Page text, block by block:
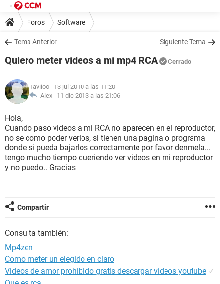
Foros Software
Tema Anterior Siguiente Tema
Quiero meter videos a mi mp4 RCA Cerrado
Taviioo - 13 jul 2010 a las 11:20
Alex - 11 dic 2013 a las 21:06
Hola,
Cuando paso videos a mi RCA no aparecen en el reproductor,
no se como poder verlos, si tienen una pagina o programa
donde si pueda bajarlos correctamente por favor denmela...
tengo mucho tiempo queriendo ver videos en mi reproductor
y no puedo.. Gracias
Compartir
Consulta también:
Mp4zen
Como meter un elegido en claro
Videos de amor prohibido gratis descargar videos youtube ✓